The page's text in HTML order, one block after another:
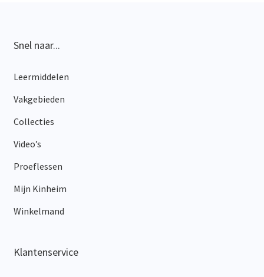
Snel naar...
Leermiddelen
Vakgebieden
Collecties
Video’s
Proeflessen
Mijn Kinheim
Winkelmand
Klantenservice